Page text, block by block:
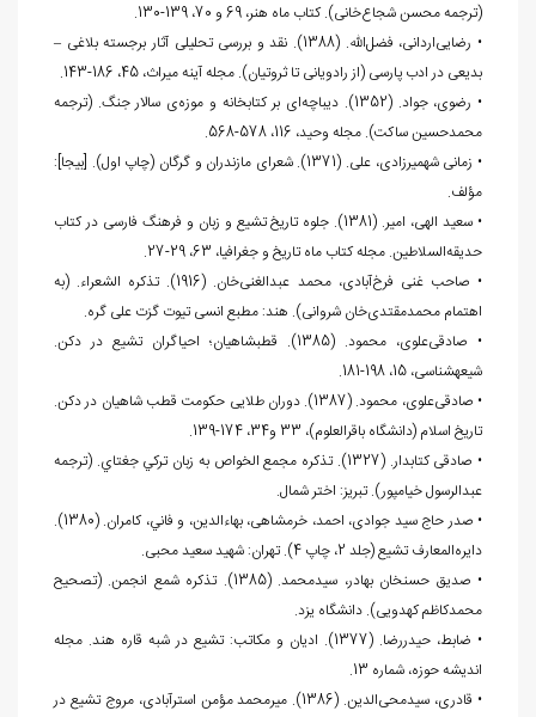
(ترجمه محسن شجاع‌خانی). کتاب ماه هنر، 69 و 70، 139-130.
• رضایی‌اردانی، فضل‌الله. (1388). نقد و بررسی تحلیلی آثار برجسته بلاغی –
بدیعی در ادب پارسی (از رادویانی تا ثروتیان). مجله آینه میراث، 45، 186-143.
• رضوی، جواد. (1352). دیباچه‌ای بر کتابخانه و موزه‌ی سالار جنگ. (ترجمه
محمدحسین ساکت). مجله وحيد، 116، 578-568.
• زمانی شهمیرزادی، علی. (1371). شعرای مازندران و گرگان (چاپ اول). [بی‏جا]:
مؤلف.
• سعید الهی، امیر. (1381). جلوه تاریخ تشیع و زبان و فرهنگ فارسی در کتاب
حديقه‌السلاطين. مجله کتاب ماه تاریخ و جغرافیا، 63، 29-27.
• صاحب غنی فرخ‌آبادی، محمد عبدالغنی‌خان. (1916). تذکره الشعراء. (به
اهتمام محمدمقتدی‌خان شروانی). هند: مطبع انسی تیوت گزت علی گره.
• صادقی‌علوی، محمود. (1385). قطب‎شاهیان؛ احیاگران تشیع در دکن.
شیعه‎شناسی، 15، 198-181.
• صادقی‌علوی، محمود. (1387). دوران طلایی حکومت قطب شاهیان در دکن.
تاریخ اسلام (دانشگاه باقرالعلوم)، 33 و34، 174-139.
• صادقی کتابدار. (1327). تذکره مجمع الخواص به زبان تركي جغتاي. (ترجمه
عبدالرسول خیامپور). تبریز: اختر شمال.
• صدر حاج سید جوادی، احمد، خرمشاهی، بهاءالدین، و فاني، کامران. (1380).
دایره‌المعارف تشیع (جلد 2، چاپ 4). تهران: شهید سعید محبی.
• صدیق حسن‏خان بهادر، سیدمحمد. (1385). تذکره شمع انجمن. (تصحیح
محمدکاظم کهدویی). دانشگاه یزد.
• ضابط، حیدررضا. (1377). ادیان و مکاتب: تشیع در شبه قاره هند. مجله
اندیشه حوزه، شماره 13.
• قادری، سیدمحی‌الدین. (1386). میرمحمد مؤمن استرآبادی، مروج تشیع در